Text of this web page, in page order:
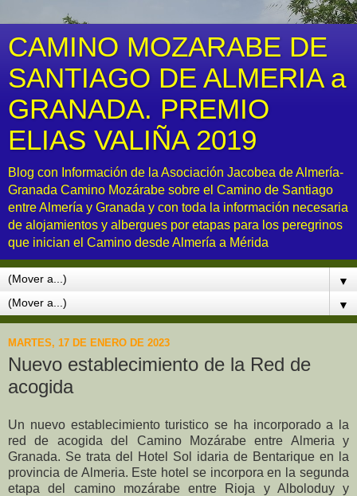
CAMINO MOZARABE DE
SANTIAGO DE ALMERIA a
GRANADA. PREMIO
ELIAS VALIÑA 2019
Blog con Información de la Asociación Jacobea de Almería-
Granada Camino Mozárabe sobre el Camino de Santiago
entre Almería y Granada y con toda la información necesaria
de alojamientos y albergues por etapas para los peregrinos
que inician el Camino desde Almería a Mérida
▼
▼
MARTES, 17 DE ENERO DE 2023
Nuevo establecimiento de la Red de
acogida
Un nuevo establecimiento turistico se ha incorporado a la
red de acogida del Camino Mozárabe entre Almeria y
Granada. Se trata del Hotel Sol idaria de Bentarique en la
provincia de Almeria. Este hotel se incorpora en la segunda
etapa del camino mozárabe entre Rioja y Alboloduy y